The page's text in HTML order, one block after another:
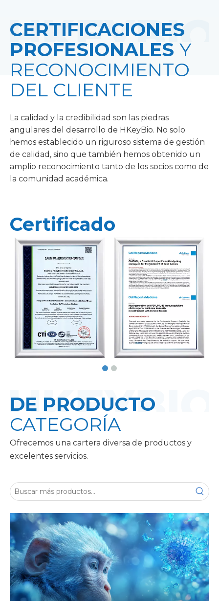
CERTIFICACIONES
PROFESIONALES Y
RECONOCIMIENTO
DEL CLIENTE
La calidad y la credibilidad son las piedras
angulares del desarrollo de HKeyBio. No solo
hemos establecido un riguroso sistema de gestión
de calidad, sino que también hemos obtenido un
amplio reconocimiento tanto de los socios como de
la comunidad académica.
Certificado
DE PRODUCTO
CATEGORÍA
Ofrecemos una cartera diversa de productos y
excelentes servicios.